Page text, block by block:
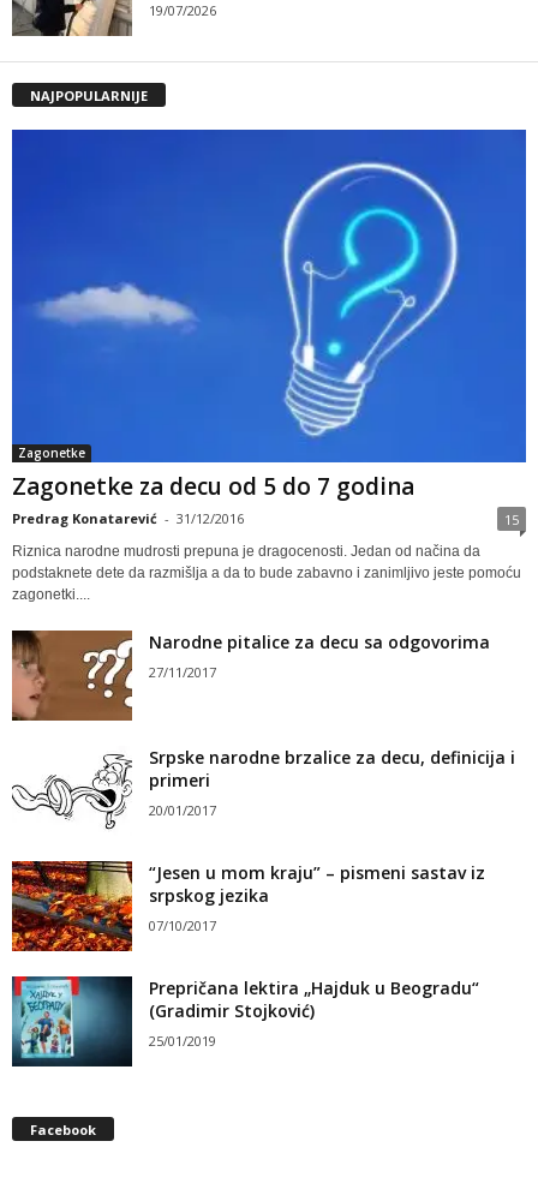
19/07/2026
NAJPOPULARNIJE
Zagonetke
Zagonetke za decu od 5 do 7 godina
Predrag Konatarević - 31/12/2016 15
Riznica narodne mudrosti prepuna je dragocenosti. Jedan od načina da
podstaknete dete da razmišlja a da to bude zabavno i zanimljivo jeste pomoću
zagonetki....
Narodne pitalice za decu sa odgovorima
27/11/2017
Srpske narodne brzalice za decu, definicija i
primeri
20/01/2017
“Jesen u mom kraju” – pismeni sastav iz
srpskog jezika
07/10/2017
Prepričana lektira „Hajduk u Beogradu“
(Gradimir Stojković)
25/01/2019
Facebook